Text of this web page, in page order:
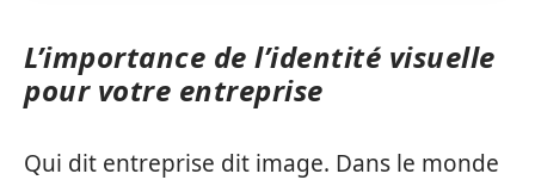
L’importance de l’identité visuelle
pour votre entreprise
Qui dit entreprise dit image. Dans le monde